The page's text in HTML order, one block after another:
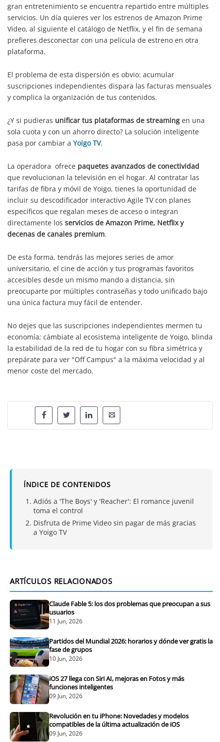
gran entretenimiento se encuentra repartido entre múltiples
servicios. Un día quieres ver los estrenos de Amazon Prime
Video, al siguiente el catálogo de Netflix, y el fin de semana
prefieres desconectar con una película de estreno en otra
plataforma.
El problema de esta dispersión es obvio: acumular
suscripciones independientes dispara las facturas mensuales
y complica la organización de tus contenidos.
¿Y si pudieras unificar tus plataformas de streaming en una
sola cuota y con un ahorro directo? La solución inteligente
pasa por cambiar a Yoigo TV.
La operadora ofrece paquetes avanzados de conectividad
que revolucionan la televisión en el hogar. Al contratar las
tarifas de fibra y móvil de Yoigo, tienes la oportunidad de
incluir su descodificador interactivo Agile TV con planes
específicos que regalan meses de acceso o integran
directamente los servicios de Amazon Prime, Netflix y
decenas de canales premium.
De esta forma, tendrás las mejores series de amor
universitario, el cine de acción y tus programas favoritos
accesibles desde un mismo mando a distancia, sin
preocuparte por múltiples contraseñas y todo unificado bajo
una única factura muy fácil de entender.
No dejes que las suscripciones independientes mermen tu
economía; cámbiate al ecosistema inteligente de Yoigo, blinda
la estabilidad de la red de tu hogar con su fibra simétrica y
prepárate para ver "Off Campus" a la máxima velocidad y al
menor coste del mercado.
ÍNDICE DE CONTENIDOS
Adiós a 'The Boys' y 'Reacher': El romance juvenil
toma el control
Disfruta de Prime Video sin pagar de más gracias
a Yoigo TV
ARTÍCULOS RELACIONADOS
Claude Fable 5: los dos problemas que preocupan a sus
usuarios
11 Jun, 2026
Partidos del Mundial 2026: horarios y dónde ver gratis la
fase de grupos
10 Jun, 2026
iOS 27 llega con Siri AI, mejoras en Fotos y más
funciones inteligentes
09 Jun, 2026
Revolución en tu iPhone: Novedades y modelos
compatibles de la última actualización de iOS
09 Jun, 2026